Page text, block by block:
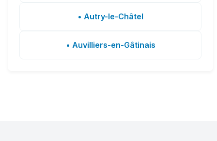
• Autry-le-Châtel
• Auvilliers-en-Gâtinais